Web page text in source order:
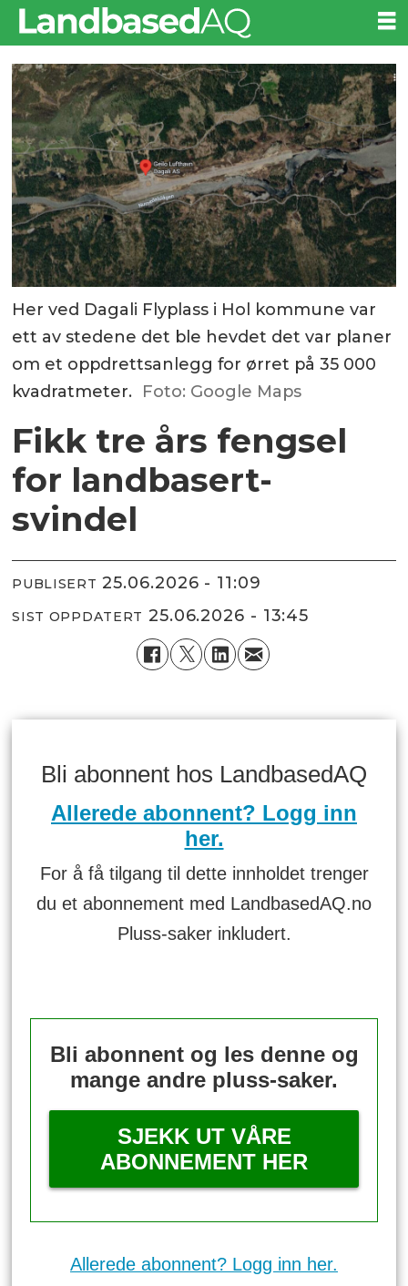
Her ved Dagali Flyplass i Hol kommune var
ett av stedene det ble hevdet det var planer
om et oppdrettsanlegg for ørret på 35 000
kvadratmeter. Foto: Google Maps
Fikk tre års fengsel
for landbasert-
svindel
PUBLISERT 25.06.2026 - 11:09
SIST OPPDATERT 25.06.2026 - 13:45
Bli abonnent hos LandbasedAQ
Allerede abonnent? Logg inn
her.
For å få tilgang til dette innholdet trenger
du et abonnement med LandbasedAQ.no
Pluss-saker inkludert.
Bli abonnent og les denne og
mange andre pluss-saker.
SJEKK UT VÅRE
ABONNEMENT HER
Allerede abonnent? Logg inn her.